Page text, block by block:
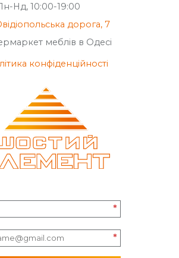
Нд, 10:00-19:00
дорога, 7
меблів в Одесі
конфіденційності
*
*